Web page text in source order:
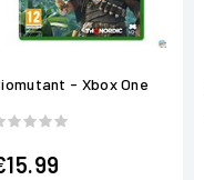
- Xbox One